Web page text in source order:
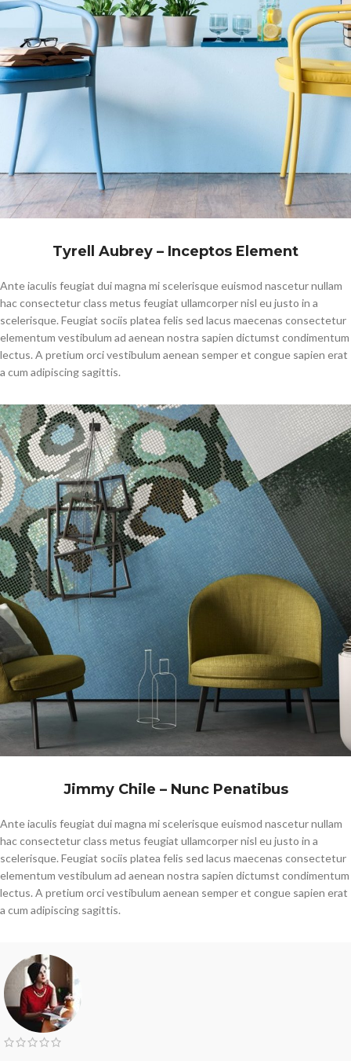
Tyrell Aubrey – Inceptos Element
Ante iaculis feugiat dui magna mi scelerisque euismod nascetur nullam
hac consectetur class metus feugiat ullamcorper nisl eu justo in a
scelerisque. Feugiat sociis platea felis sed lacus maecenas consectetur
elementum vestibulum ad aenean nostra sapien dictumst condimentum
lectus. A pretium orci vestibulum aenean semper et congue sapien erat
a cum adipiscing sagittis.
Jimmy Chile – Nunc Penatibus
Ante iaculis feugiat dui magna mi scelerisque euismod nascetur nullam
hac consectetur class metus feugiat ullamcorper nisl eu justo in a
scelerisque. Feugiat sociis platea felis sed lacus maecenas consectetur
elementum vestibulum ad aenean nostra sapien dictumst condimentum
lectus. A pretium orci vestibulum aenean semper et congue sapien erat
a cum adipiscing sagittis.